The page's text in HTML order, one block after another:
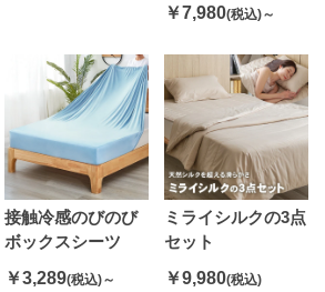
￥7,980(税込)～
接触冷感のびのび
ボックスシーツ
￥3,289(税込)～
ミライシルクの3点
セット
￥9,980(税込)